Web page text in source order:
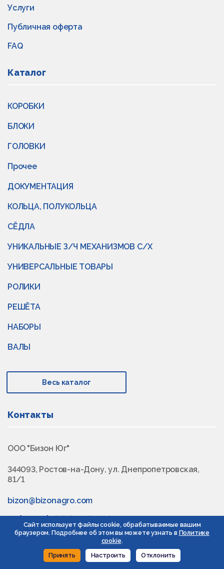
Услуги
Публичная оферта
FAQ
Каталог
КОРОБКИ
БЛОКИ
ГОЛОВКИ
Прочее
ДОКУМЕНТАЦИЯ
КОЛЬЦА, ПОЛУКОЛЬЦА
СЁДЛА
УНИКАЛЬНЫЕ З/Ч МЕХАНИЗМОВ С/Х
УНИВЕРСАЛЬНЫЕ ТОВАРЫ
РОЛИКИ
РЕШЁТА
НАБОРЫ
ВАЛЫ
Весь каталог
Контакты
ООО "Бизон Юг"
344093, Ростов-на-Дону, ул. Днепропетровская,
81/1
bizon@bizonagro.com
8 (800) 222-43-03
Заказать звонок
Сайт использует файлы cookie, обрабатываемые вашим
браузером. Подробнее об этом вы можете узнать в Политике
cookie.
Принять
Настроить Отклонить